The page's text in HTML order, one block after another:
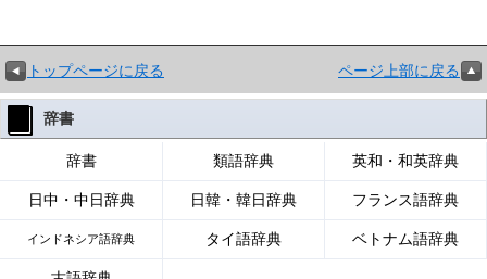
トップページに戻る ページ上部に戻る
辞書
辞書 類語辞典 英和・和英辞典
日中・中日辞典 日韓・韓日辞典 フランス語辞典
インドネシア語辞典 タイ語辞典 ベトナム語辞典